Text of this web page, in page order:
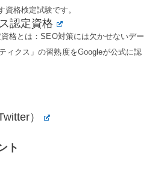
資格検定試験です。
認定資格
格とは：SEO対策には欠かせないデー
ィクス」の習熟度をGoogleが公式に認
）
ト